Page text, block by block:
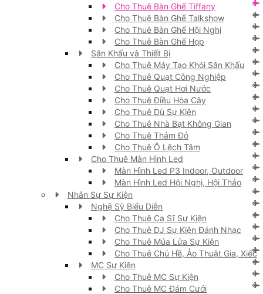
Cho Thuê Bàn Ghế Tiffany
Cho Thuê Bàn Ghế Talkshow
Cho Thuê Bàn Ghế Hội Nghị
Cho Thuê Bàn Ghế Họp
Sân Khấu và Thiết Bị
Cho Thuê Máy Tạo Khói Sân Khấu
Cho Thuê Quạt Công Nghiệp
Cho Thuê Quạt Hơi Nước
Cho Thuê Điều Hòa Cây
Cho Thuê Dù Sự Kiện
Cho Thuê Nhà Bạt Không Gian
Cho Thuê Thảm Đỏ
Cho Thuê Ô Lệch Tâm
Cho Thuê Màn Hình Led
Màn Hình Led P3 Indoor, Outdoor
Màn Hình Led Hội Nghị, Hội Thảo
Nhân Sự Sự Kiện
Nghệ Sỹ Biểu Diễn
Cho Thuê Ca Sĩ Sự Kiện
Cho Thuê DJ Sự Kiện Đánh Nhạc
Cho Thuê Múa Lửa Sự Kiện
Cho Thuê Chú Hề, Ảo Thuật Gia, Xiếc
MC Sự Kiện
Cho Thuê MC Sự Kiện
Cho Thuê MC Đám Cưới